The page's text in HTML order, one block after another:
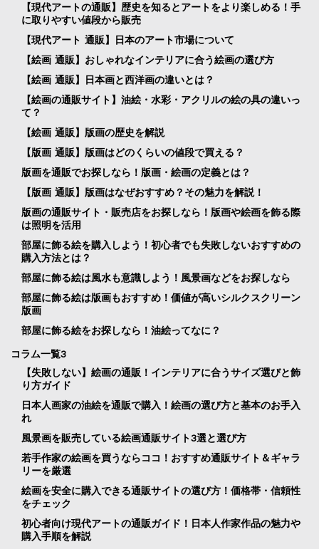
【現代アートの通販】歴史を知るとアートをより楽しめる！手
に取りやすい値段から販売
【現代アート 通販】日本のアート市場について
【絵画 通販】おしゃれなインテリアに合う絵画の選び方
【絵画 通販】日本画と西洋画の違いとは？
【絵画の通販サイト】油絵・水彩・アクリルの絵の具の違いっ
て？
【絵画 通販】版画の歴史を解説
【版画 通販】版画はどのくらいの値段で買える？
版画を通販でお探しなら！版画・絵画の定義とは？
【版画 通販】版画はなぜおすすめ？その魅力を解説！
版画の通販サイト・販売店をお探しなら！版画や絵画を飾る際
は照明を活用
部屋に飾る絵を購入しよう！初心者でも失敗しないおすすめの
購入方法とは？
部屋に飾る絵は風水も意識しよう！風景画などをお探しなら
部屋に飾る絵は版画もおすすめ！価値が高いシルクスクリーン
版画
部屋に飾る絵をお探しなら！油絵ってなに？
コラム一覧3
【失敗しない】絵画の通販！インテリアに合うサイズ選びと飾
り方ガイド
日本人画家の油絵を通販で購入！絵画の選び方と基本のお手入
れ
風景画を販売している絵画通販サイト3選と選び方
若手作家の絵画を買うならココ！おすすめ通販サイト＆ギャラ
リーを厳選
絵画を安全に購入できる通販サイトの選び方！価格帯・信頼性
をチェック
初心者向け現代アートの通販ガイド！日本人作家作品の魅力や
購入手順を解説